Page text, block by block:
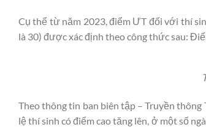
Cụ thể từ năm 2023, điểm ƯT đối với thí
là 30) được xác định theo công thức sau:
Theo thông tin ban biên tập – Truyền thông
lệ thí sinh có điểm cao tăng lên, ở một số